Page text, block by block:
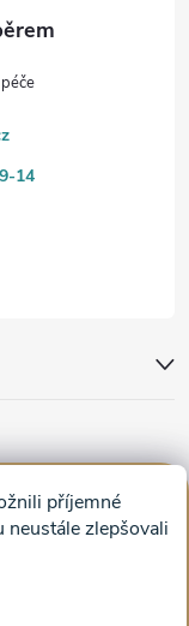
příjemné
neustále zlepšovali
14